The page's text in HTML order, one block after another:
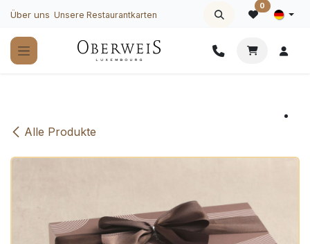
Zum Inhalt springen
Über uns Unsere Restaurantkarten
0
Alle Produkte